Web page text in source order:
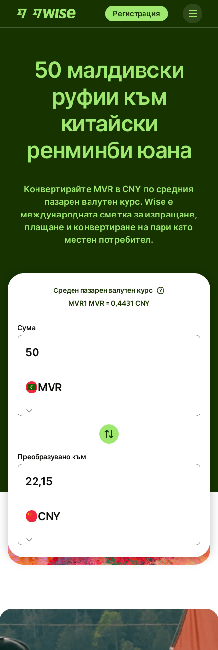
Регистрация
50 малдивски
руфии към
китайски
ренминби юана
Конвертирайте MVR в CNY по средния
пазарен валутен курс. Wise е
международната сметка за изпращане,
плащане и конвертиране на пари като
местен потребител.
Среден пазарен валутен курс
MVR1 MVR = 0,4431 CNY
Сума
MVR
Преобразувано към
CNY